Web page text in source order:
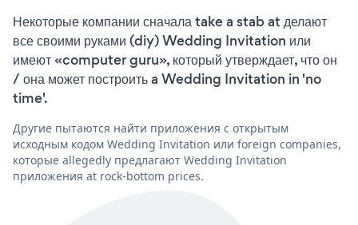
Некоторые компании сначала take a stab at делают
все своими руками (diy) Wedding Invitation или
имеют «computer guru», который утверждает, что он
/ она может построить a Wedding Invitation in 'no
time'.
Другие пытаются найти приложения с открытым
исходным кодом Wedding Invitation или foreign companies,
которые allegedly предлагают Wedding Invitation
приложения at rock-bottom prices.